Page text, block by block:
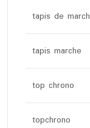
tapis de
tapis marche
top chrono
topchrono